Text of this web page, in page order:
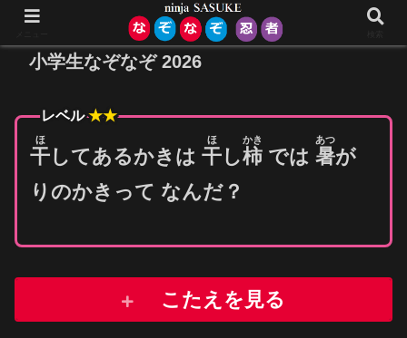
小学生なぞなぞ 2026
レベル★★
干
ほ
してあるかきは干
ほ
し柿
かき
では暑
あつ
が
りのかきって なんだ？
こたえを見る